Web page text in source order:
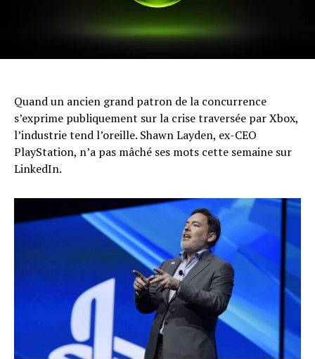
Quand un ancien grand patron de la concurrence
s’exprime publiquement sur la crise traversée par Xbox,
l’industrie tend l’oreille. Shawn Layden, ex-CEO
PlayStation, n’a pas mâché ses mots cette semaine sur
LinkedIn.